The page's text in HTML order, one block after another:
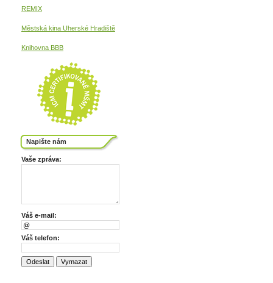
REMIX
Městská kina Uherské Hradiště
Knihovna BBB
Napište nám
Vaše zpráva:
Váš e-mail:
Váš telefon: